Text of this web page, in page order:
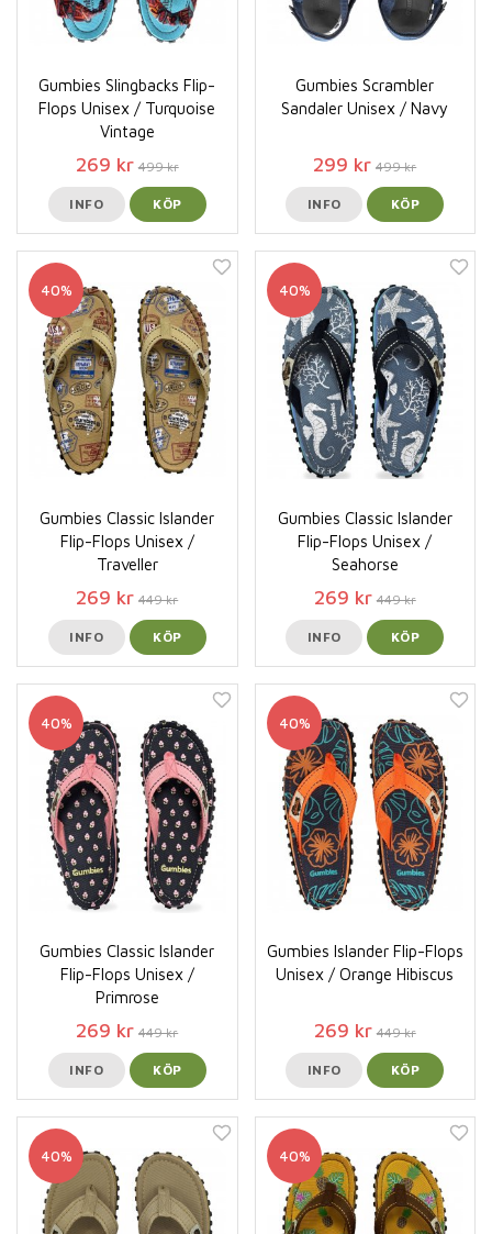
Gumbies Slingbacks Flip-
Flops Unisex / Turquoise
Vintage
269 kr 499 kr
INFO KÖP
Gumbies Scrambler
Sandaler Unisex / Navy
299 kr 499 kr
INFO KÖP
40%
Gumbies Classic Islander
Flip-Flops Unisex /
Traveller
269 kr 449 kr
INFO KÖP
40%
Gumbies Classic Islander
Flip-Flops Unisex /
Seahorse
269 kr 449 kr
INFO KÖP
40%
Gumbies Classic Islander
Flip-Flops Unisex /
Primrose
269 kr 449 kr
INFO KÖP
40%
Gumbies Islander Flip-Flops
Unisex / Orange Hibiscus
269 kr 449 kr
INFO KÖP
40% 40%